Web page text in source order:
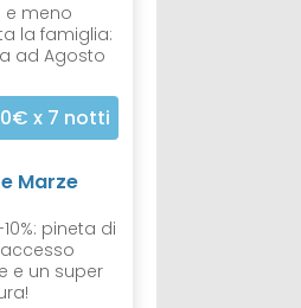
e meno
la famiglia:
ad Agosto
x 7 notti
Marze
pineta di
e un super